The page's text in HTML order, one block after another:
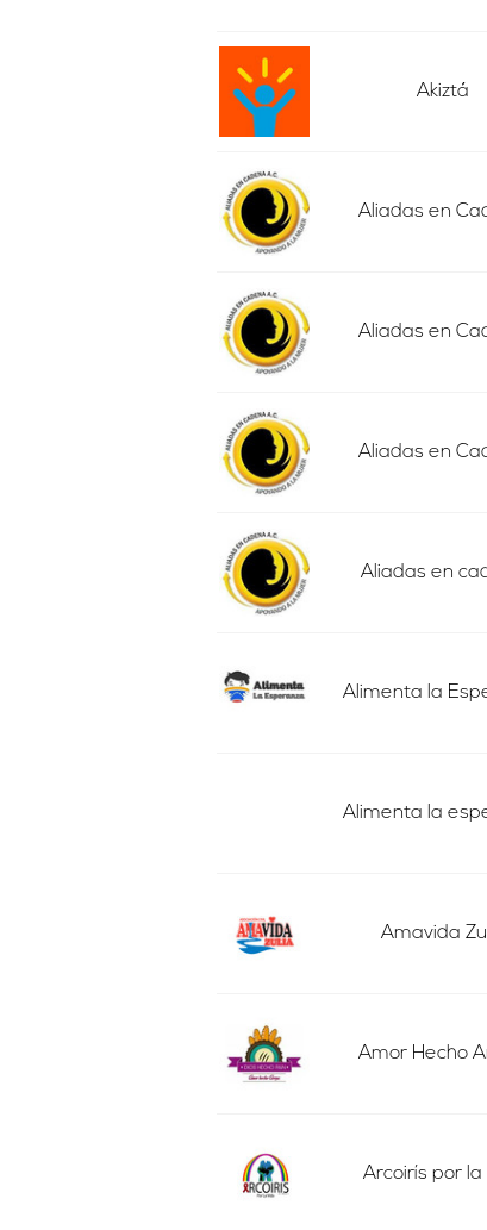
Akiztá
Aliadas en
Aliadas en
Aliadas en
Aliadas en
Alimenta la
Alimenta la
Amavida
Amor Hecho
Arcoirís por la